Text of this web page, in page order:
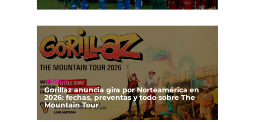
MÚSICA
Gorillaz anuncia gira por Norteamérica en
2026: fechas, preventas y todo sobre The
Mountain Tour